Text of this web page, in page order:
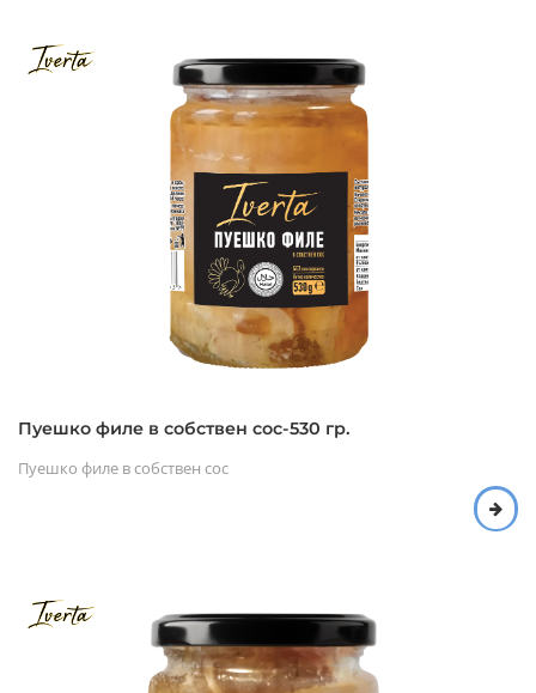
Пуешко филе в собствен сос-530 гр.
Пуешко филе в собствен сос